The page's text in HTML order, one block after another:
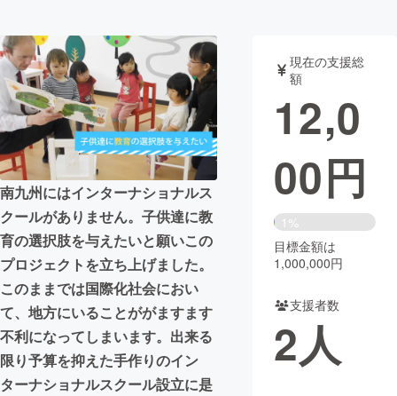
テクノロジー・ガジェット
映像・映画 書籍・雑誌
ビジネス・起業 チャレンジ
まちづくり・地域活性化
CAMPFIRE for Social Good
CAMPFIRE Creation
CAMPFIREふるさと納税 machi-ya コミュニティ
南九州にはインターナショナルス
クールがありません。子供達に教
育の選択肢を与えたいと願いこの
プロジェクトを立ち上げました。
このままでは国際化社会におい
て、地方にいることががますます
不利になってしまいます。出来る
限り予算を抑えた手作りのイン
ターナショナルスクール設立に是
現在の支援総
額
12,0
00円
1%
目標金額は
1,000,000円
支援者数
2人